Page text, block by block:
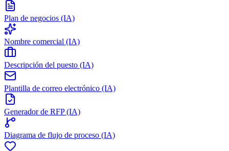
Plan de negocios (IA)
Nombre comercial (IA)
Descripción del puesto (IA)
Plantilla de correo electrónico (IA)
Generador de RFP (IA)
Diagrama de flujo de proceso (IA)